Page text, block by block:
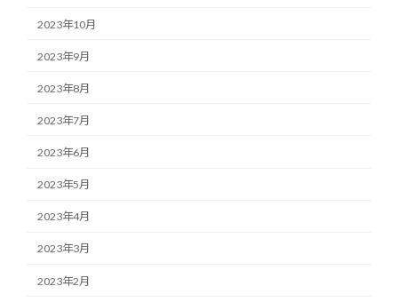
2023年10月
2023年9月
2023年8月
2023年7月
2023年6月
2023年5月
2023年4月
2023年3月
2023年2月